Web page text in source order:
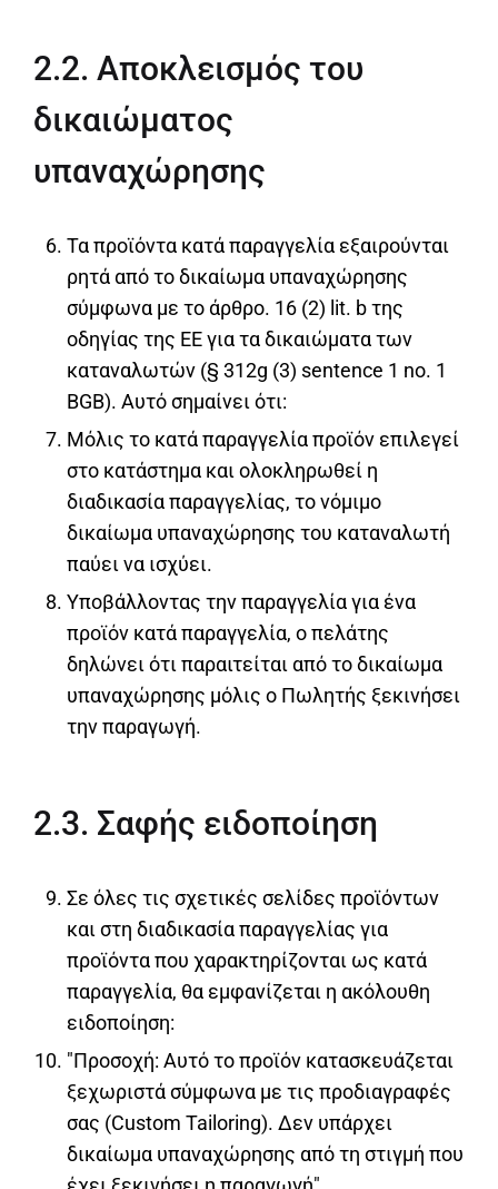
2.2. Αποκλεισμός του
δικαιώματος
υπαναχώρησης
Τα προϊόντα κατά παραγγελία εξαιρούνται
ρητά από το δικαίωμα υπαναχώρησης
σύμφωνα με το άρθρο. 16 (2) lit. b της
οδηγίας της ΕΕ για τα δικαιώματα των
καταναλωτών (§ 312g (3) sentence 1 no. 1
BGB). Αυτό σημαίνει ότι:
Μόλις το κατά παραγγελία προϊόν επιλεγεί
στο κατάστημα και ολοκληρωθεί η
διαδικασία παραγγελίας, το νόμιμο
δικαίωμα υπαναχώρησης του καταναλωτή
παύει να ισχύει.
Υποβάλλοντας την παραγγελία για ένα
προϊόν κατά παραγγελία, ο πελάτης
δηλώνει ότι παραιτείται από το δικαίωμα
υπαναχώρησης μόλις ο Πωλητής ξεκινήσει
την παραγωγή.
2.3. Σαφής ειδοποίηση
Σε όλες τις σχετικές σελίδες προϊόντων
και στη διαδικασία παραγγελίας για
προϊόντα που χαρακτηρίζονται ως κατά
παραγγελία, θα εμφανίζεται η ακόλουθη
ειδοποίηση:
"Προσοχή: Αυτό το προϊόν κατασκευάζεται
ξεχωριστά σύμφωνα με τις προδιαγραφές
σας (Custom Tailoring). Δεν υπάρχει
δικαίωμα υπαναχώρησης από τη στιγμή που